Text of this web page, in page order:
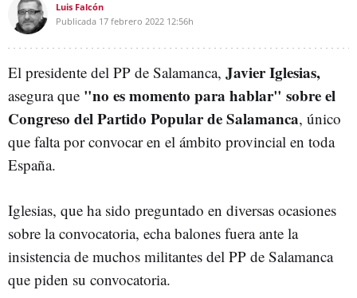
Luis Falcón
Publicada 17 febrero 2022 12:56h
El presidente del PP de Salamanca, Javier Iglesias,
asegura que "no es momento para hablar" sobre el
Congreso del Partido Popular de Salamanca, único
que falta por convocar en el ámbito provincial en toda
España.
Iglesias, que ha sido preguntado en diversas ocasiones
sobre la convocatoria, echa balones fuera ante la
insistencia de muchos militantes del PP de Salamanca
que piden su convocatoria.